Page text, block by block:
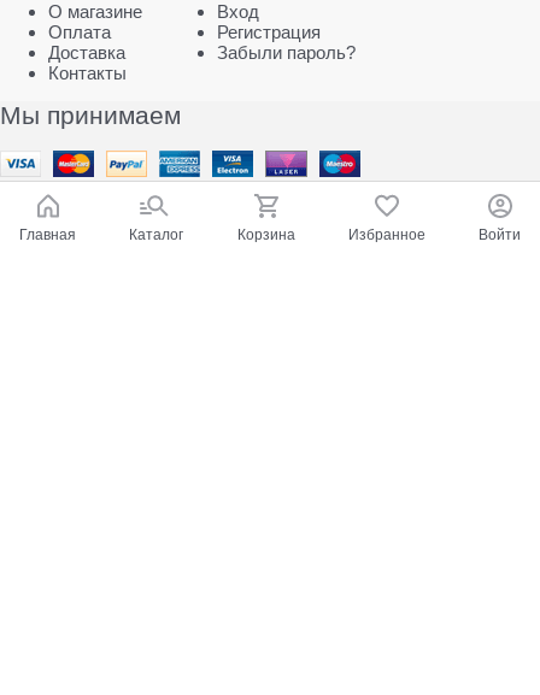
О магазине
Оплата
Доставка
Контакты
Вход
Регистрация
Забыли пароль?
Мы принимаем
Главная Каталог Корзина Избранное Войти